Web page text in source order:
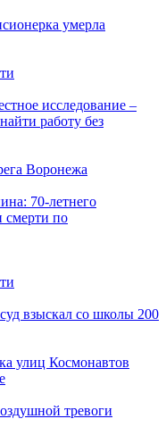
умерла
исследование –
работу без
Воронежа
70-летнего
смерти по
взыскал со школы 200
улиц Космонавтов
тревоги